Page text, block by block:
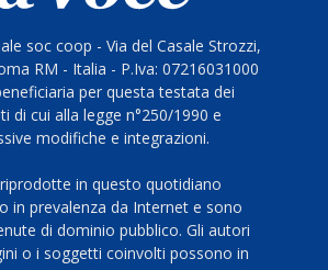
soc coop - Via del Casale Strozzi,
RM - Italia - P.Iva: 07216031000
per questa testata dei
di cui alla legge n°250/1990 e
modifiche e integrazioni.
in questo quotidiano
in prevalenza da Internet e sono
di dominio pubblico. Gli autori
o i soggetti coinvolti possono in